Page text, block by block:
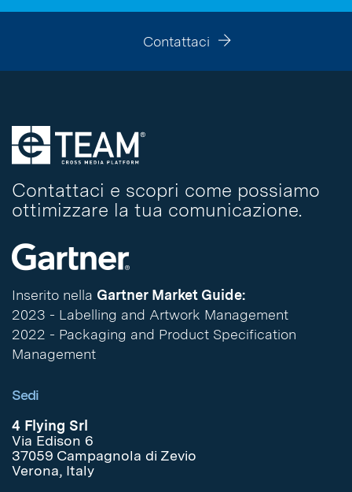
Contattaci
Contattaci e scopri come possiamo
ottimizzare la tua comunicazione.
Inserito nella Gartner Market Guide:
2023 - Labelling and Artwork Management
2022 - Packaging and Product Specification
Management
Sedi
4 Flying Srl
Via Edison 6
37059 Campagnola di Zevio
Verona, Italy